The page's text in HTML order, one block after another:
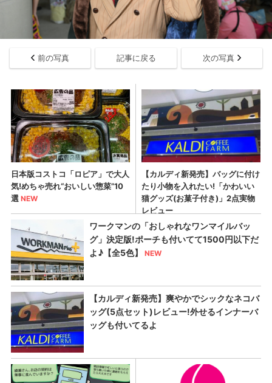
前の写真 記事に戻る 次の写真